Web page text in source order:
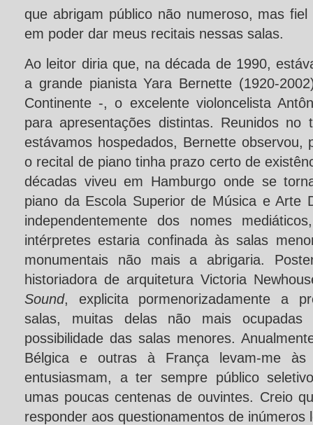
que abrigam público não numeroso, mas
em poder dar meus recitais nessas salas.
Ao leitor diria que, na década de 1990,
a grande pianista Yara Bernette (1920-
Continente -, o excelente violoncelista
para apresentações distintas. Reunidos
estávamos hospedados, Bernette observou,
o recital de piano tinha prazo certo de
décadas viveu em Hamburgo onde se
piano da Escola Superior de Música e Arte
independentemente dos nomes
intérpretes estaria confinada às salas
monumentais não mais a abrigaria.
historiadora de arquitetura Victoria
Sound, explicita pormenorizadamente a
salas, muitas delas não mais
possibilidade das salas menores.
Bélgica e outras à França levam-me às
entusiasmam, a ter sempre público
umas poucas centenas de ouvintes. Creio
responder aos questionamentos de inúmeros